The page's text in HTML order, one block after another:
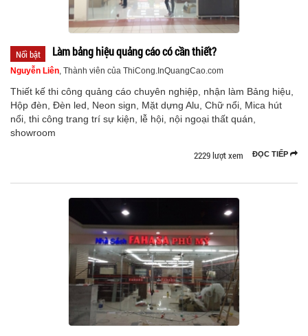
Nổi bật Làm bảng hiệu quảng cáo có cần thiết?
Nguyễn Liên, Thành viên của ThiCong.InQuangCao.com
Thiết kế thi công quảng cáo chuyên nghiệp, nhận làm Bảng hiệu,
Hộp đèn, Đèn led, Neon sign, Mặt dựng Alu, Chữ nổi, Mica hút
nổi, thi công trang trí sự kiện, lễ hội, nội ngoại thất quán,
showroom
ĐỌC TIẾP
2229 lượt xem